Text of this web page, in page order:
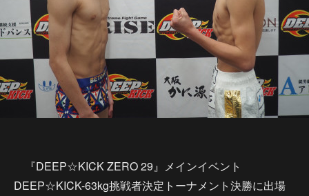
『DEEP☆KICK ZERO 29』メインイベント
DEEP☆KICK-63kg挑戦者決定トーナメント決勝に出場